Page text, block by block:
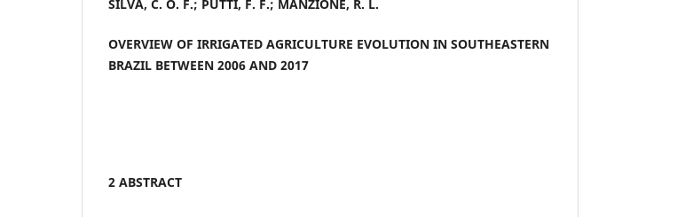
SILVA, C. O. F.; PUTTI, F. F.; MANZIONE, R. L.
OVERVIEW OF IRRIGATED AGRICULTURE EVOLUTION IN SOUTHEASTERN
BRAZIL BETWEEN 2006 AND 2017
2 ABSTRACT